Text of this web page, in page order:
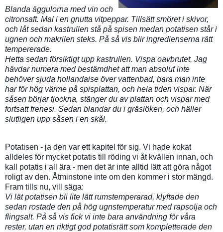
Blanda äggulorna med vin och
citronsaft. Mal i en gnutta vitpeppar. Tillsätt smöret i skivor,
och låt sedan kastrullen stå på spisen medan potatisen står i
ugnen och makrilen steks. På så vis blir ingredienserna rätt
tempererade.
Hetta sedan försiktigt upp kastrullen. Vispa oavbrutet. Jag
hävdar numera med bestämdhet att man absolut inte
behöver sjuda hollandaise över vattenbad, bara man inte
har för hög värme på spisplattan, och hela tiden vispar. När
såsen börjar tjockna, stänger du av plattan och vispar med
fortsatt frenesi. Sedan blandar du i gräslöken, och häller
slutligen upp såsen i en skål.
Potatisen - ja den var ett kapitel för sig. Vi hade kokat
alldeles för mycket potatis till röding vi åt kvällen innan, och
kall potatis i all ära - men det är inte alltid lätt att göra något
roligt av den. Åtminstone inte om den kommer i stor mängd.
Fram tills nu, vill säga:
Vi lät potatisen bli lite lätt rumstemperarad, klyftade den
sedan rostade den på hög ugnstemperatur med rapsolja och
flingsalt. På så vis fick vi inte bara användning för våra
rester, utan en riktigt god potatisrätt som kompletterade den